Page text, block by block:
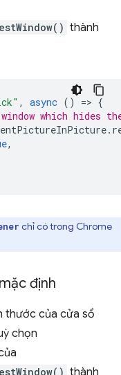
thành
, async () => {
which hides
.
,
chỉ có trong Chrome
định
thước của cửa sổ
chọn
thành